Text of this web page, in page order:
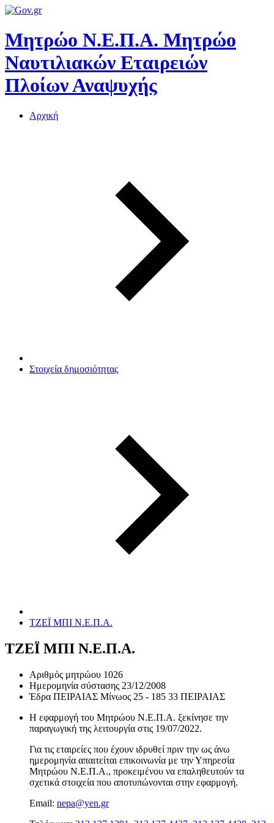
Μητρώο Ν.Ε.Π.Α. Μητρώο
Ναυτιλιακών Εταιρειών
Πλοίων Αναψυχής
Αρχική
Στοιχεία δημοσιότητας
ΤΖΕΪ ΜΠΙ Ν.Ε.Π.Α.
ΤΖΕΪ ΜΠΙ Ν.Ε.Π.Α.
Αριθμός μητρώου 1026
Ημερομηνία σύστασης 23/12/2008
Έδρα ΠΕΙΡΑΙΑΣ Μίνωος 25 - 185 33 ΠΕΙΡΑΙΑΣ
Η εφαρμογή του Μητρώου Ν.Ε.Π.Α. ξεκίνησε την
παραγωγική της λειτουργία στις 19/07/2022.
Για τις εταιρείες που έχουν ιδρυθεί πριν την ως άνω
ημερομηνία απαιτείται επικοινωνία με την Υπηρεσία
Μητρώου Ν.Ε.Π.Α., προκειμένου να επαληθευτούν τα
σχετικά στοιχεία που αποτυπώνονται στην εφαρμογή.
Email: nepa@yen.gr